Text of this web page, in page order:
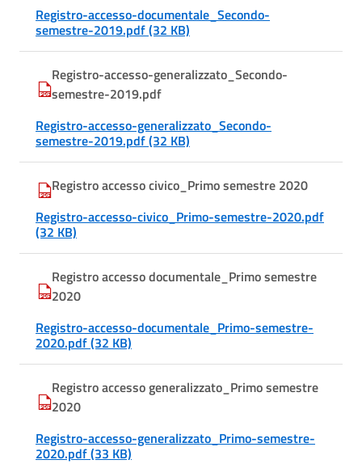
Registro-accesso-documentale_Secondo-
semestre-2019.pdf (32 KB)
Registro-accesso-generalizzato_Secondo-
semestre-2019.pdf
Registro-accesso-generalizzato_Secondo-
semestre-2019.pdf (32 KB)
Registro accesso civico_Primo semestre 2020
Registro-accesso-civico_Primo-semestre-2020.pdf
(32 KB)
Registro accesso documentale_Primo semestre
2020
Registro-accesso-documentale_Primo-semestre-
2020.pdf (32 KB)
Registro accesso generalizzato_Primo semestre
2020
Registro-accesso-generalizzato_Primo-semestre-
2020.pdf (33 KB)